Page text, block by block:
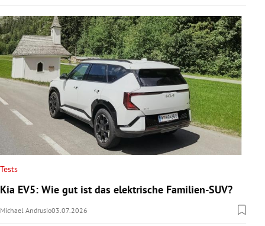
Tests
Kia EV5: Wie gut ist das elektrische Familien-SUV?
Michael Andrusio03.07.2026